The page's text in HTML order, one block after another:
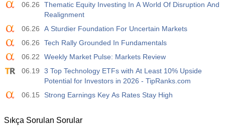
06.26
Thematic Equity Investing In A World Of Disruption And
Realignment
06.26
A Sturdier Foundation For Uncertain Markets
06.26
Tech Rally Grounded In Fundamentals
06.22
Weekly Market Pulse: Markets Review
06.19
3 Top Technology ETFs with At Least 10% Upside
Potential for Investors in 2026 - TipRanks.com
06.15
Strong Earnings Key As Rates Stay High
Sıkça Sorulan Sorular